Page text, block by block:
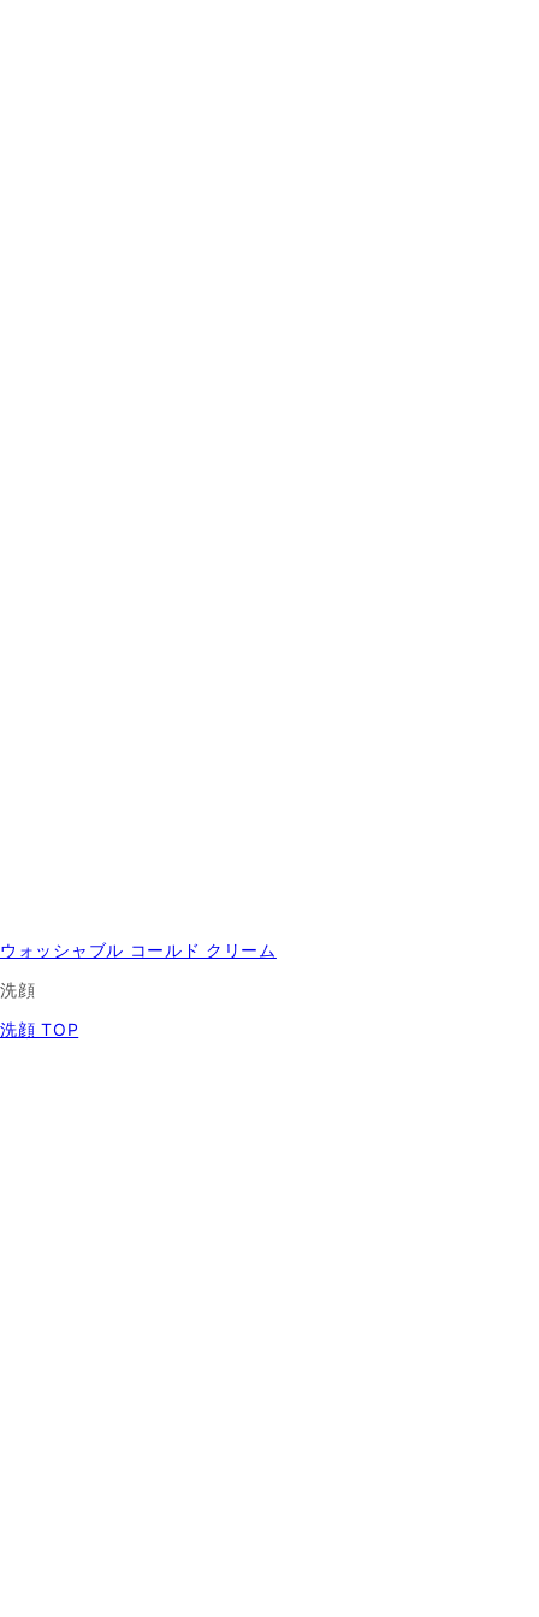
ウォッシャブル コールド クリーム
洗顔
洗顔 TOP